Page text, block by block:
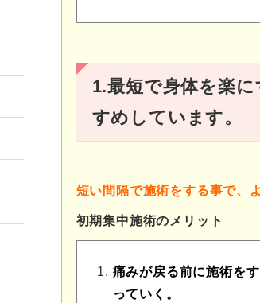
1.最短で身体を楽
すめしています。
短い間隔で施術をする事で、
初期集中施術のメリット
痛みが戻る前に施術を
っていく。